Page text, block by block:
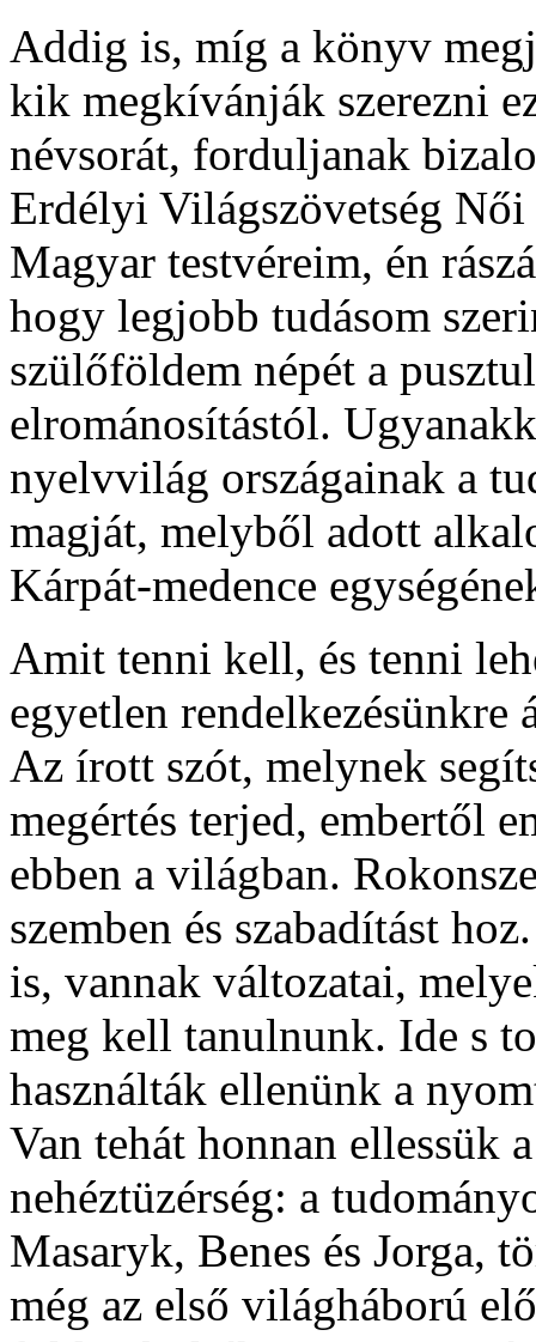
Addig is, míg a könyv
kik megkívánják szerezni
névsorát, forduljanak
Erdélyi Világszövetség
Magyar testvéreim, én
hogy legjobb tudásom
szülőföldem népét a
elrománosítástól.
nyelvvilág országainak a
magját, melyből adott
Kárpát-medence
Amit tenni kell, és tenni
egyetlen
Az írott szót, melynek
megértés terjed, embertől
ebben a világban.
szemben és szabadítást
is, vannak változatai,
meg kell tanulnunk. Ide s
használták ellenünk a
Van tehát honnan ellessük
nehéztüzérség: a
Masaryk, Benes és Jorga,
még az első világháború